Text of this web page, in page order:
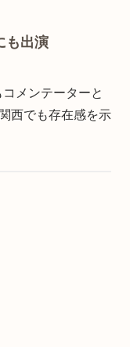
も出演
メンテーターと
西でも存在感を示